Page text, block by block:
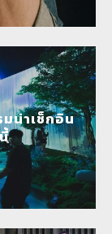
มน่าเช็กอิน